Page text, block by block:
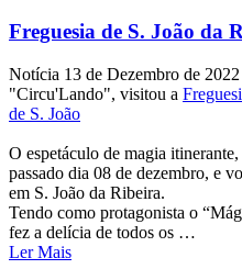
Freguesia de S. João da
Notícia 13 de Dezembro de 2022
"Circu'Lando", visitou a
de S. João
O espetáculo de magia
passado dia 08 de dezembro, e
em S. João da Ribeira.
Tendo como protagonista o
fez a delícia de todos os …
Ler Mais